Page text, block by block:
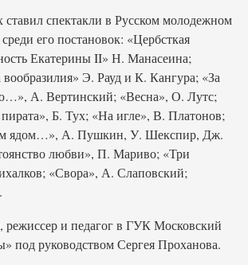
ставил спектакли в Русском молодежном
его постановок: «Цербсткая
Екатерины II» Н. Манасеина;
Э. Рауд и К. Кангура; «За
А. Вертинский; «Весна», О. Лутс;
Б. Тух; «На игле», В. Платонов;
ядом…», А. Пушкин, У. Шекспир, Дж.
любви», П. Мариво; «Три
«Свора», А. Слаповский;
режиссер и педагог в ГУК Московский
под руководством Сергея Проханова.